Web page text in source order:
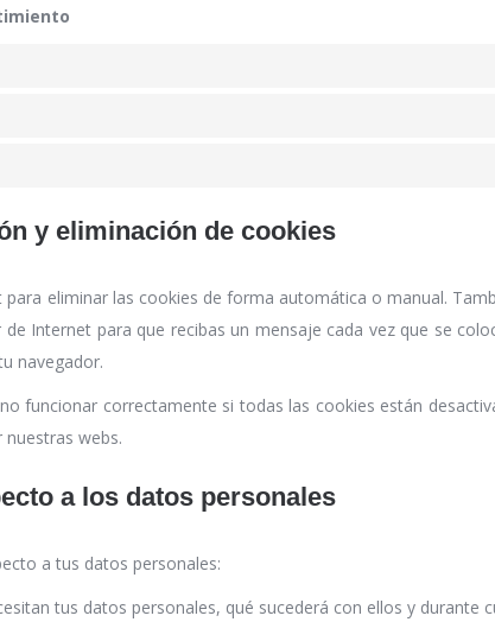
y eliminación de cookies
eliminar las cookies de forma automática o manual.
Internet para que recibas un mensaje cada vez que se
navegador.
funcionar correctamente si todas las cookies están
webs.
a los datos personales
a tus datos personales:
tus datos personales, qué sucederá con ellos y durante